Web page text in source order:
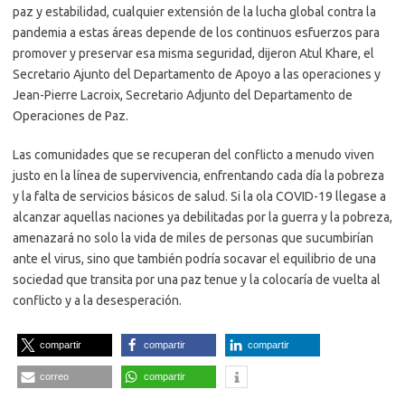
paz y estabilidad, cualquier extensión de la lucha global contra la
pandemia a estas áreas depende de los continuos esfuerzos para
promover y preservar esa misma seguridad, dijeron Atul Khare, el
Secretario Ajunto del Departamento de Apoyo a las operaciones y
Jean-Pierre Lacroix, Secretario Adjunto del Departamento de
Operaciones de Paz.
Las comunidades que se recuperan del conflicto a menudo viven
justo en la línea de supervivencia, enfrentando cada día la pobreza
y la falta de servicios básicos de salud. Si la ola COVID-19 llegase a
alcanzar aquellas naciones ya debilitadas por la guerra y la pobreza,
amenazará no solo la vida de miles de personas que sucumbirían
ante el virus, sino que también podría socavar el equilibrio de una
sociedad que transita por una paz tenue y la colocaría de vuelta al
conflicto y a la desesperación.
compartir compartir compartir
correo compartir